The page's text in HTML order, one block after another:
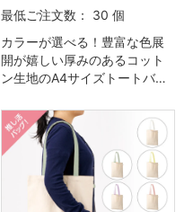
最低ご注文数： 30 個
カラーが選べる！豊富な色展
開が嬉しい厚みのあるコット
ン生地のA4サイズトートバッ
れてシンプルなデザインなの
で、物販や企業用ノベルテ
ィ、個人利用まで幅広い用途
でご好評をいただいておりま
す。マチも広く肩かけ利用も
可能なので、エコバッグとし